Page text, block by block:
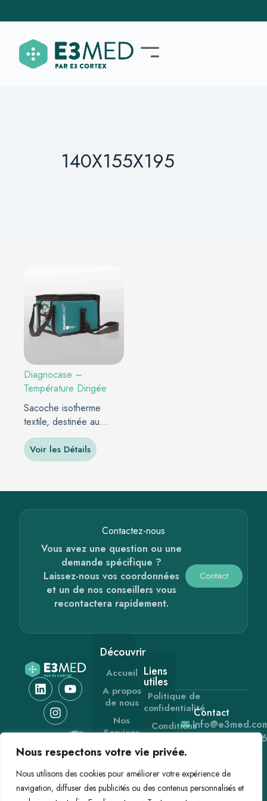
Nous respectons votre vie privée.
Nous utilisons des cookies pour améliorer votre expérience de
navigation, diffuser des publicités ou des contenus personnalisés et
140X155X195
Diagnocase –
Température Dirigée
Sacoche isotherme
textile, destinée au
transport de…
Voir les Détails
Contactez-nous​
Vous avez une question ou une
demande spécifique ?
Laissez-nous vos coordonnées
et un de nos conseillers vous
recontactera rapidement.
Contact
Découvrir
Accueil
A propos
de nous
Nos
Services
Les
Actualités
Contact
Liens
utiles
Politique de
confidentialité
Conditions
Vente
légales
Contact
+33 (0) 1 60